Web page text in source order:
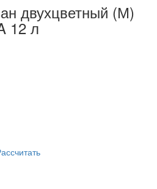
двухцветный (М)
12 л